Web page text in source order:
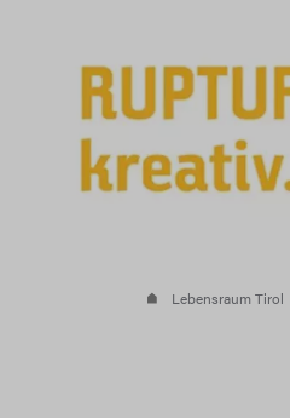
Lebensraum Tirol